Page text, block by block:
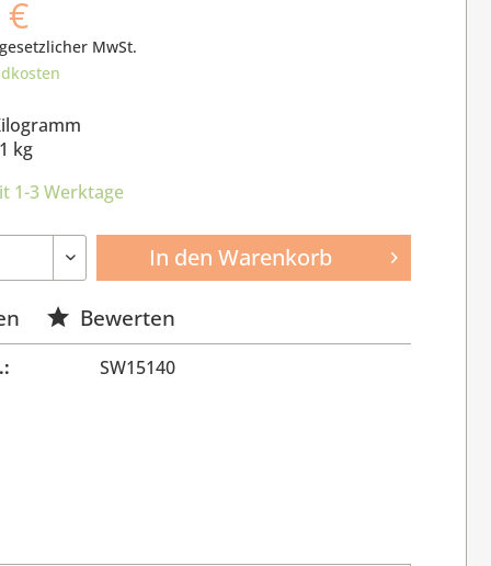
€
MwSt.
1 kg
1-3 Werktage
In den Warenkorb
Bewerten
SW15140